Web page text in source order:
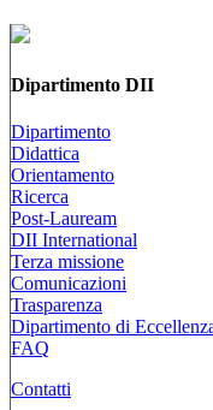
Dipartimento DII
Dipartimento
Didattica
Orientamento
Ricerca
Post-Lauream
DII International
Terza missione
Comunicazioni
Trasparenza
Dipartimento di
FAQ
Contatti